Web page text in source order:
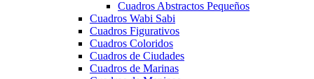
Cuadros Abstractos Pequeños
Cuadros Wabi Sabi
Cuadros Figurativos
Cuadros Coloridos
Cuadros de Ciudades
Cuadros de Marinas